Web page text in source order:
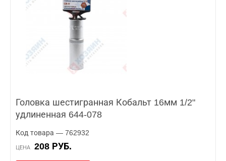
Головка шестигранная Кобальт 16мм 1/2"
удлиненная 644-078
Код товара — 762932
ЦЕНА 208 РУБ.